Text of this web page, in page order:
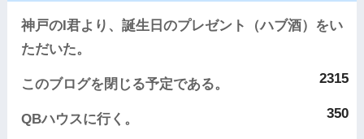
神戸のI君より、誕生日のプレゼント（ハブ酒）をい
ただいた。
2315
このブログを閉じる予定である。
350
QBハウスに行く。